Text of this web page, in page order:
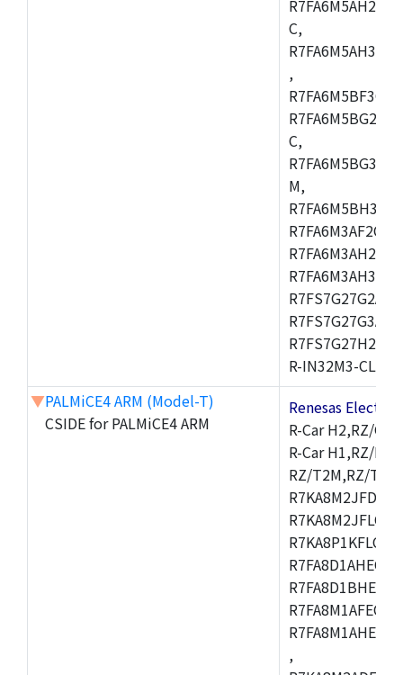
C,
,
C,
M,
R-IN32M3-CL,R-
▼PALMiCE4 ARM (Model-T)
CSIDE for PALMiCE4 ARM
Renesas
R-Car H2,RZ/
R-Car H1,RZ/
RZ/T2M,RZ/
,